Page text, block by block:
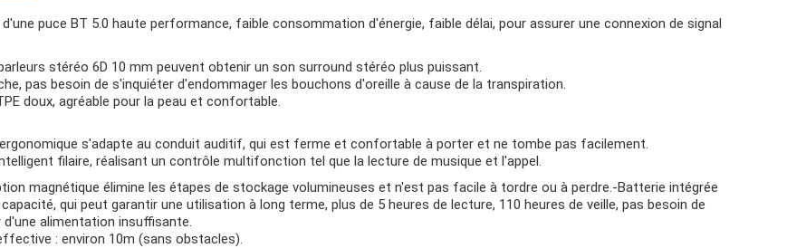
puce BT 5.0 haute performance, faible consommation d'énergie, faible délai, pour assurer une connexion de signal
stéréo 6D 10 mm peuvent obtenir un son surround stéréo plus puissant.
pas besoin de s'inquiéter d'endommager les bouchons d'oreille à cause de la transpiration.
doux, agréable pour la peau et confortable.
s'adapte au conduit auditif, qui est ferme et confortable à porter et ne tombe pas facilement.
filaire, réalisant un contrôle multifonction tel que la lecture de musique et l'appel.
magnétique élimine les étapes de stockage volumineuses et n'est pas facile à tordre ou à perdre.-Batterie intégrée
qui peut garantir une utilisation à long terme, plus de 5 heures de lecture, 110 heures de veille, pas besoin de
d'une alimentation insuffisante.
: environ 10m (sans obstacles).